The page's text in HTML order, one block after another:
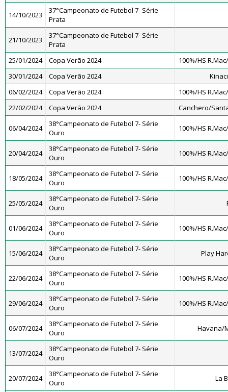
14/10/2023
37°Campeonato de Futebol 7- Série
Prata
21/10/2023
37°Campeonato de Futebol 7- Série
Prata
25/01/2024
Copa Verão 2024
100%/HS
30/01/2024
Copa Verão 2024
06/02/2024
Copa Verão 2024
100%/HS
22/02/2024
Copa Verão 2024 Canchero/
06/04/2024
38°Campeonato de Futebol 7- Série
Ouro
100%/HS
20/04/2024
38°Campeonato de Futebol 7- Série
Ouro
100%/HS
18/05/2024
38°Campeonato de Futebol 7- Série
Ouro
100%/HS
25/05/2024
38°Campeonato de Futebol 7- Série
Ouro
01/06/2024
38°Campeonato de Futebol 7- Série
Ouro
100%/HS
15/06/2024
38°Campeonato de Futebol 7- Série
Ouro
Play
22/06/2024
38°Campeonato de Futebol 7- Série
Ouro
100%/HS
29/06/2024
38°Campeonato de Futebol 7- Série
Ouro
100%/HS
06/07/2024
38°Campeonato de Futebol 7- Série
Ouro
Havana/
13/07/2024
38°Campeonato de Futebol 7- Série
Ouro
20/07/2024
38°Campeonato de Futebol 7- Série
Ouro
La